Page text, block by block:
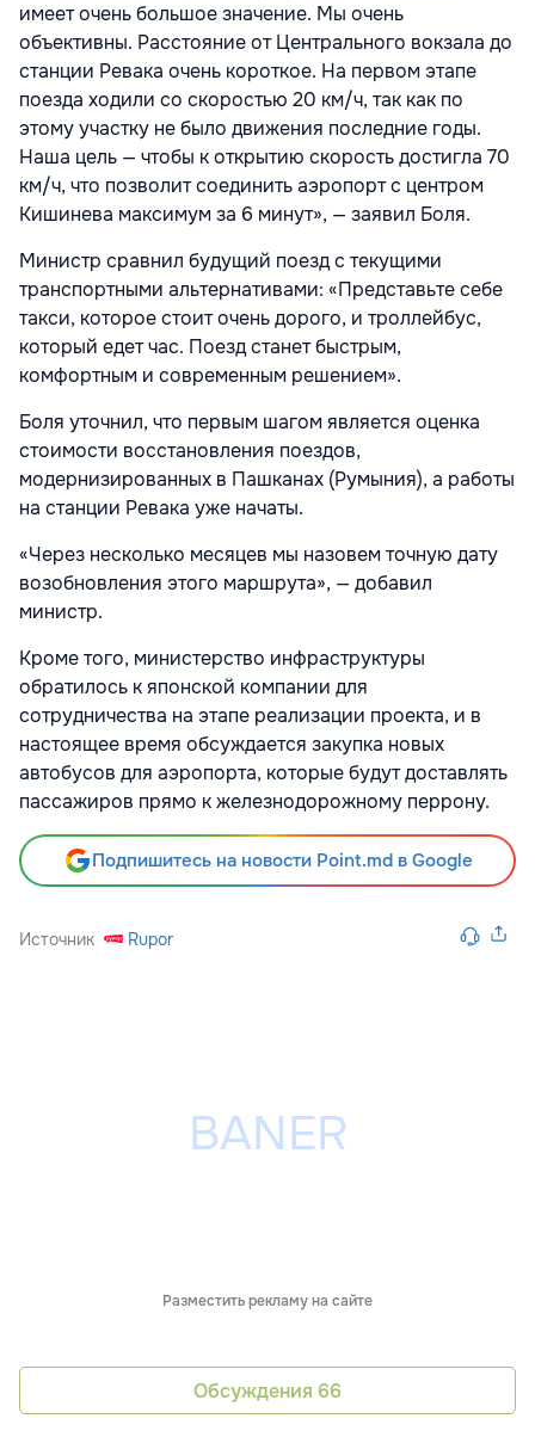
имеет очень большое значение. Мы очень
объективны. Расстояние от Центрального вокзала до
станции Ревака очень короткое. На первом этапе
поезда ходили со скоростью 20 км/ч, так как по
этому участку не было движения последние годы.
Наша цель — чтобы к открытию скорость достигла 70
км/ч, что позволит соединить аэропорт с центром
Кишинева максимум за 6 минут», — заявил Боля.
Министр сравнил будущий поезд с текущими
транспортными альтернативами: «Представьте себе
такси, которое стоит очень дорого, и троллейбус,
который едет час. Поезд станет быстрым,
комфортным и современным решением».
Боля уточнил, что первым шагом является оценка
стоимости восстановления поездов,
модернизированных в Пашканах (Румыния), а работы
на станции Ревака уже начаты.
«Через несколько месяцев мы назовем точную дату
возобновления этого маршрута», — добавил
министр.
Кроме того, министерство инфраструктуры
обратилось к японской компании для
сотрудничества на этапе реализации проекта, и в
настоящее время обсуждается закупка новых
автобусов для аэропорта, которые будут доставлять
пассажиров прямо к железнодорожному перрону.
Подпишитесь на новости Point.md в Google
Источник Rupor
Разместить рекламу на сайте
Обсуждения 66